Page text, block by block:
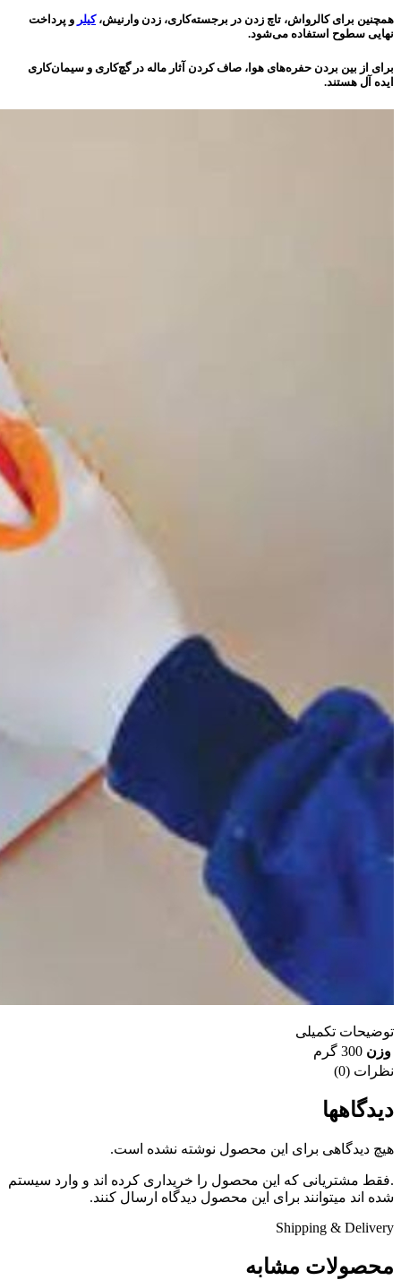
همچنین برای کالرواش، تاچ زدن در برجسته‌کاری، زدن وارنیش،کیلر و پرداخت
نهایی سطوح استفاده می‌شود.
برای از بین بردن حفره‌های هوا، صاف کردن آثار ماله در گچ‌کاری و سیمان‌کاری
ایده آل هستند.
توضیحات تکمیلی
وزن 300 گرم
نظرات (0)
دیدگاهها
هیچ دیدگاهی برای این محصول نوشته نشده است.
.فقط مشتریانی که این محصول را خریداری کرده اند و وارد سیستم
شده اند میتوانند برای این محصول دیدگاه ارسال کنند.
Shipping & Delivery
محصولات مشابه